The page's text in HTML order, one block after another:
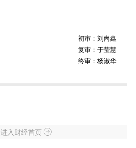
初审：刘尚鑫
复审：于莹慧
终审：杨淑华
进入财经首页